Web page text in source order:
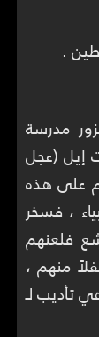
.
مدرسة
إيل (عجل
على هذه
، فسخر
فلعنهم
فافترس اثنين من الدببة 42 طفلاً منهم ،
تأديب لـ